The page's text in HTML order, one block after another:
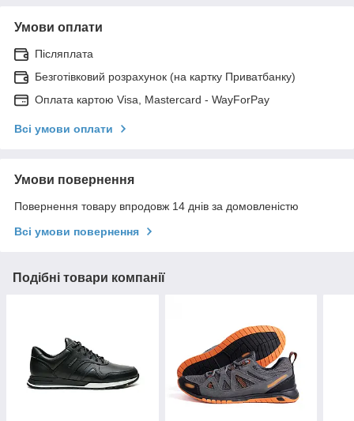
Умови оплати
Післяплата
Безготівковий розрахунок (на картку Приватбанку)
Оплата картою Visa, Mastercard - WayForPay
Всі умови оплати
Умови повернення
Повернення товару впродовж 14 днів за домовленістю
Всі умови повернення
Подібні товари компанії